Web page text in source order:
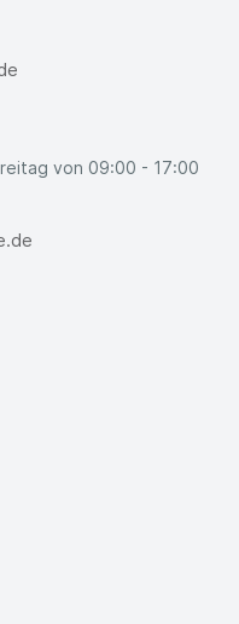
von 09:00 - 17:00